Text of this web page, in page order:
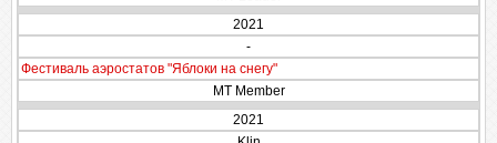
2021
-
Фестиваль аэростатов "Яблоки на снегу"
MT Member
2021